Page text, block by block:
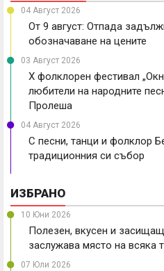
04 Август 2026
От 9 август: Отпада
обозначаване на цените
03 Август 2026
X фолклорен фестивал
любители на народните
Пролеша
04 Август 2026
С песни, танци и фолклор
традиционния си събор
ИЗБРАНО
10 Юни 2026
Полезен, вкусен и
заслужава място на всяка
07 Юли 2026